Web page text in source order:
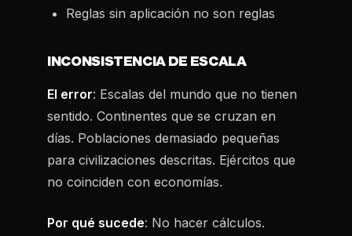
Reglas sin aplicación no son reglas
INCONSISTENCIA DE ESCALA
El error: Escalas del mundo que no tienen
sentido. Continentes que se cruzan en
días. Poblaciones demasiado pequeñas
para civilizaciones descritas. Ejércitos que
no coinciden con economías.
Por qué sucede: No hacer cálculos.